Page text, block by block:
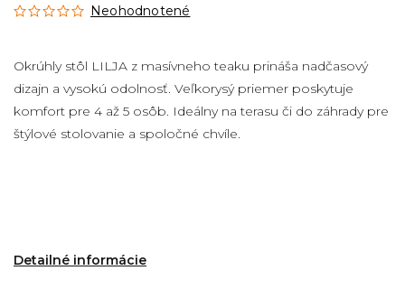
Neohodnotené
Okrúhly stôl LILJA z masívneho teaku prináša nadčasový
dizajn a vysokú odolnosť. Veľkorysý priemer poskytuje
komfort pre 4 až 5 osôb. Ideálny na terasu či do záhrady pre
štýlové stolovanie a spoločné chvíle.
Detailné informácie